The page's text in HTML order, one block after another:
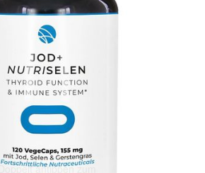
Doppelt antippen zum